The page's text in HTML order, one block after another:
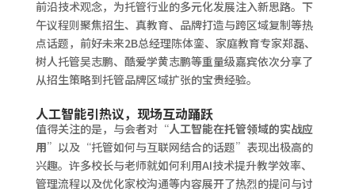
前沿技术观念，为托管行业的多元化发展注入新思路。下
午议程则聚焦招生、真教育、品牌打造与跨区域复制等热
点话题，前好未来2B总经理陈体銮、家庭教育专家郑磊、
树人托管吴志鹏、酷爱学黄志鹏等重量级嘉宾依次分享了
从招生策略到托管品牌区域扩张的宝贵经验。
人工智能引热议，现场互动踊跃
值得关注的是，与会者对“人工智能在托管领域的实战应
用”以及“托管如何与互联网结合的话题”表现出极高的
兴趣。许多校长与老师就如何利用AI技术提升教学效率、
管理流程以及优化家校沟通等内容展开了热烈的提问与讨